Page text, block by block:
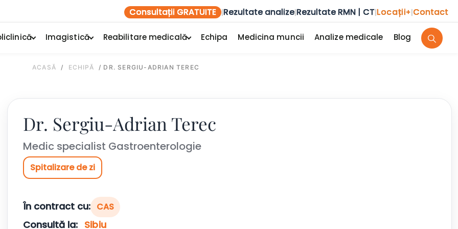
Consultații GRATUITE |Rezultate analize|Rezultate RMN | CT|Locații+|Contact
Imagistică Reabilitare medicală Echipa Medicina muncii Analize medicale Blog
ACASĂ / ECHIPĂ / DR. SERGIU-ADRIAN TEREC
Dr. Sergiu-Adrian Terec
Medic specialist Gastroenterologie
Spitalizare de zi
În contract cu: CAS
Consultă la: Sibiu